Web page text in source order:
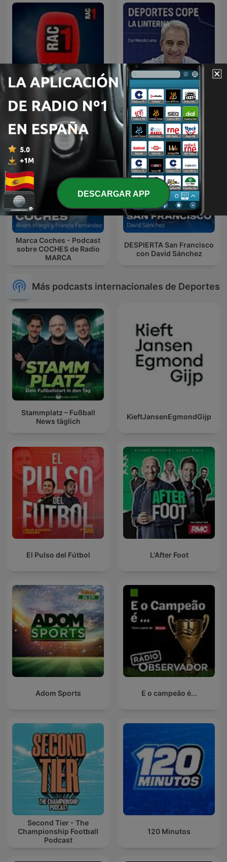
Tu diràs - L'hora a hora Deportes COPE
Marca Coches - Podcast
sobre COCHES de Radio
MARCA
DESPIERTA San Francisco
con David Sánchez
Más podcasts internacionales de Deportes
Stammplatz – Fußball
News täglich
KieftJansenEgmondGijp
El Pulso del Fútbol L'After Foot
Adom Sports E o campeão é...
Second Tier - The
Championship Football
Podcast
120 Minutos
DESCARGAR APP